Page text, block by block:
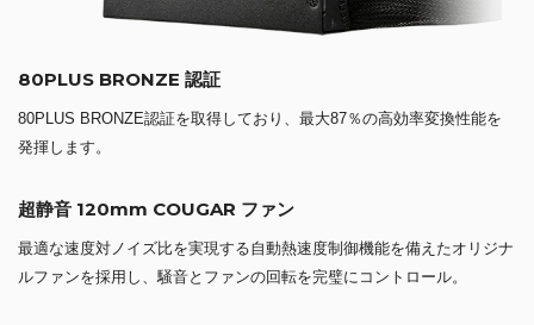
80PLUS BRONZE 認証
80PLUS BRONZE認証を取得しており、最大87％の高効率変換性能を
発揮します。
超静音 120mm COUGAR ファン
最適な速度対ノイズ比を実現する自動熱速度制御機能を備えたオリジナ
ルファンを採用し、騒音とファンの回転を完璧にコントロール。